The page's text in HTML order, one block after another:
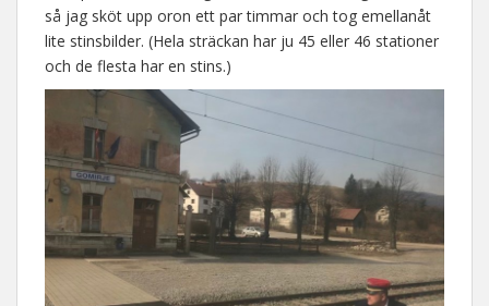
så jag sköt upp oron ett par timmar och tog emellanåt
lite stinsbilder. (Hela sträckan har ju 45 eller 46 stationer
och de flesta har en stins.)